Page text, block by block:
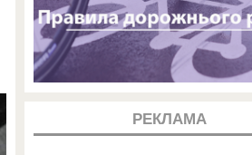
РЕКЛАМА